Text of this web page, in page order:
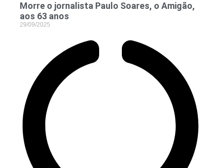
Morre o jornalista Paulo Soares, o Amigão,
aos 63 anos
29/09/2025